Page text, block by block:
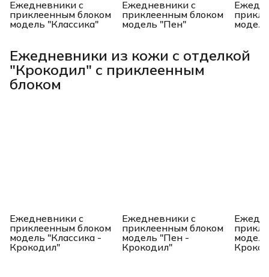
Ежедневники с
приклеенным блоком
модель "Классика"
Ежедневники с
приклеенным блоком
модель "Пен"
Ежедневники из кожи с отделкой
"Крокодил" с приклеенным
блоком
Ежедневники с
приклеенным блоком
модель "Классика -
Крокодил"
Ежедневники с
приклеенным блоком
модель "Пен -
Крокодил"